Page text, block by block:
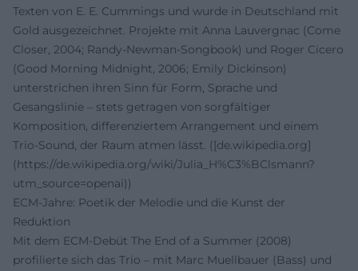
Texten von E. E. Cummings und wurde in Deutschland mit
Gold ausgezeichnet. Projekte mit Anna Lauvergnac (Come
Closer, 2004; Randy-Newman-Songbook) und Roger Cicero
(Good Morning Midnight, 2006; Emily Dickinson)
unterstrichen ihren Sinn für Form, Sprache und
Gesangslinie – stets getragen von sorgfältiger
Komposition, differenziertem Arrangement und einem
Trio-Sound, der Raum atmen lässt. ([de.wikipedia.org]
(https://de.wikipedia.org/wiki/Julia_H%C3%BClsmann?
utm_source=openai))
ECM-Jahre: Poetik der Melodie und die Kunst der
Reduktion
Mit dem ECM-Debüt The End of a Summer (2008)
profilierte sich das Trio – mit Marc Muellbauer (Bass) und